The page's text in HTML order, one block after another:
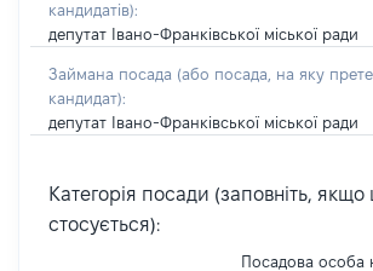
кандидатів):
депутат Івано-Франківської міської ради
Займана посада (або посада, на яку
кандидат):
депутат Івано-Франківської міської ради
Категорія посади (заповніть, якщо
стосується):
Посадова особа